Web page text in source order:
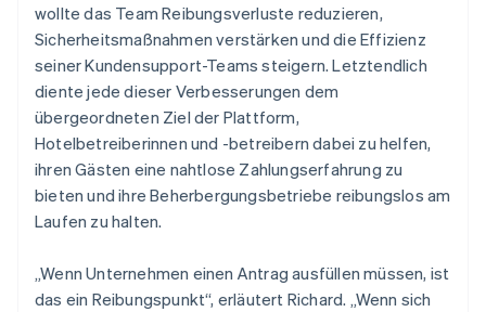
wollte das Team Reibungsverluste reduzieren,
Sicherheitsmaßnahmen verstärken und die Effizienz
seiner Kundensupport-Teams steigern. Letztendlich
diente jede dieser Verbesserungen dem
übergeordneten Ziel der Plattform,
Hotelbetreiberinnen und -betreibern dabei zu helfen,
ihren Gästen eine nahtlose Zahlungserfahrung zu
bieten und ihre Beherbergungsbetriebe reibungslos am
Laufen zu halten.
„Wenn Unternehmen einen Antrag ausfüllen müssen, ist
das ein Reibungspunkt“, erläutert Richard. „Wenn sich